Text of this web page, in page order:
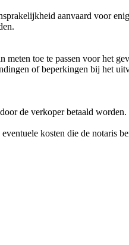
aanvaard voor
toe te passen voor het
of beperkingen bij het
de verkoper betaald
kosten die de notaris